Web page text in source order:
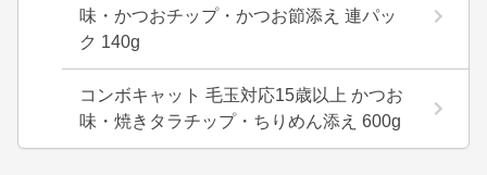
味・かつおチップ・かつお節添え 連パッ
ク 140g
コンボキャット 毛玉対応15歳以上 かつお
味・焼きタラチップ・ちりめん添え 600g